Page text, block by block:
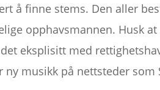
å finne stems. Den aller
opphavsmannen. Husk
eksplisitt med
musikk på nettsteder som